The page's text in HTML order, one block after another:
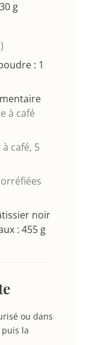
g
: 1
à café
café, 5
noir
: 455 g
ou dans
la